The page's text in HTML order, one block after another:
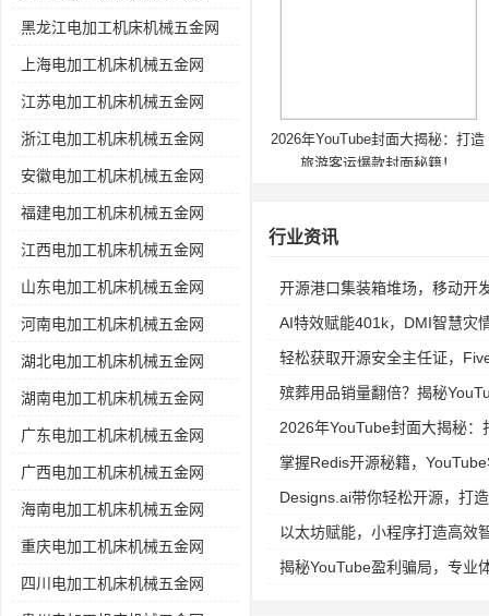
黑龙江电加工机床机械五金网
上海电加工机床机械五金网
江苏电加工机床机械五金网
浙江电加工机床机械五金网
安徽电加工机床机械五金网
福建电加工机床机械五金网
江西电加工机床机械五金网
山东电加工机床机械五金网
河南电加工机床机械五金网
湖北电加工机床机械五金网
湖南电加工机床机械五金网
广东电加工机床机械五金网
广西电加工机床机械五金网
海南电加工机床机械五金网
重庆电加工机床机械五金网
四川电加工机床机械五金网
2026年YouTube封面大揭秘：打造
旅游客运爆款封面秘籍！
行业资讯
开源港口集装箱堆场，移动开
AI特效赋能401k，DMI智慧灾
轻松获取开源安全主任证，
殡葬用品销量翻倍？揭秘
2026年YouTube封面大揭秘
掌握Redis开源秘籍，
Designs.ai带你轻松开源，打
以太坊赋能，小程序打造高效
揭秘YouTube盈利骗局，专业